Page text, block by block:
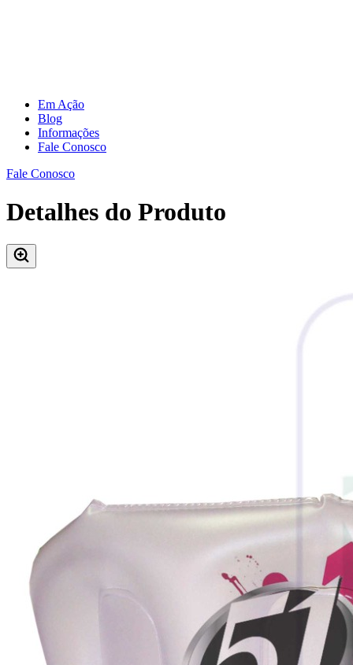
Em Ação
Blog
Informações
Fale Conosco
Fale Conosco
Detalhes do Produto